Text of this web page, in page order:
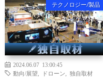
テクノロジー/製品
2024.06.07 13:00:45
動向/展望
ドローン 独自取材